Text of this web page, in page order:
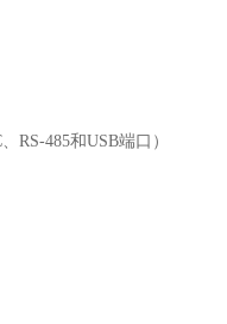
RS-485和USB端口）